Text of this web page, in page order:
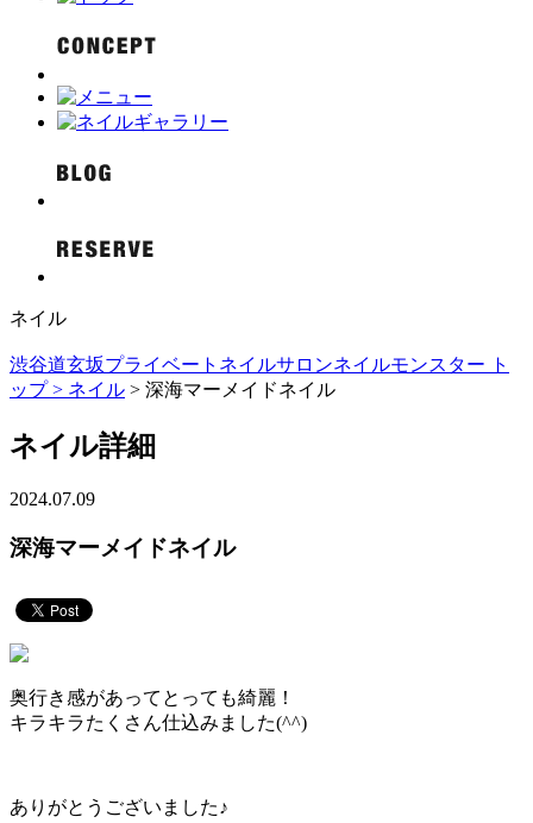
ネイル
渋谷道玄坂プライベートネイルサロンネイルモンスター ト
ップ > ネイル > 深海マーメイドネイル
ネイル詳細
2024.07.09
深海マーメイドネイル
奥行き感があってとっても綺麗！
キラキラたくさん仕込みました(^^)
ありがとうございました♪